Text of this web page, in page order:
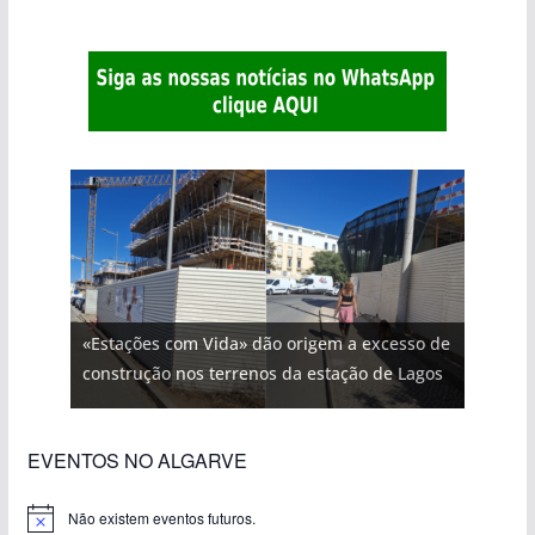
«Estações com Vida» dão origem a excesso de
construção nos terrenos da estação de Lagos
EVENTOS NO ALGARVE
Não existem eventos futuros.